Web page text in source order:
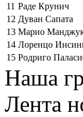
11 Раде Крунич
12 Дуван Сапата
13 Марио
14 Лоренцо
15 Родриго
Наша
Лента